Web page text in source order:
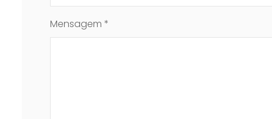
Mensagem *